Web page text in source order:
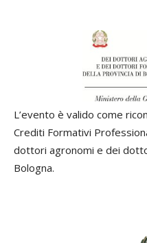
L’evento è valido come
Crediti Formativi
dottori agronomi e dei
Bologna.